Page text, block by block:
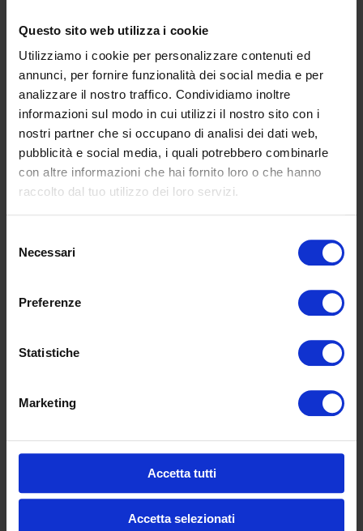
Questo sito web utilizza i cookie
Utilizziamo i cookie per personalizzare contenuti ed
annunci, per fornire funzionalità dei social media e per
analizzare il nostro traffico. Condividiamo inoltre
informazioni sul modo in cui utilizzi il nostro sito con i
nostri partner che si occupano di analisi dei dati web,
pubblicità e social media, i quali potrebbero combinarle
con altre informazioni che hai fornito loro o che hanno
raccolto dal tuo utilizzo dei loro servizi.
delNecessari
Preferenze
Statistiche
Marketing
Accetta tutti
Accetta selezionati
J'accepte la
Politique de confidentialité
35, alt. 40 cm
32, alt. 40 cm